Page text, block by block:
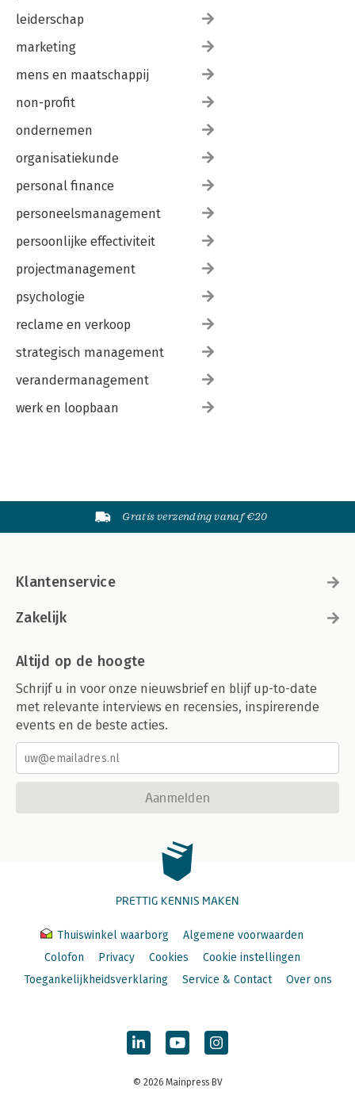
leiderschap
marketing
mens en maatschappij
non-profit
ondernemen
organisatiekunde
personal finance
personeelsmanagement
persoonlijke effectiviteit
projectmanagement
psychologie
reclame en verkoop
strategisch management
verandermanagement
werk en loopbaan
Gratis verzending vanaf €20
Klantenservice
Zakelijk
Altijd op de hoogte
Schrijf u in voor onze nieuwsbrief en blijf up-to-date
met relevante interviews en recensies, inspirerende
events en de beste acties.
Aanmelden
PRETTIG KENNIS MAKEN
Thuiswinkel waarborg
Algemene voorwaarden
Colofon
Privacy Cookies
Cookie instellingen
Toegankelijkheidsverklaring
Service & Contact Over ons
© 2026 Mainpress BV